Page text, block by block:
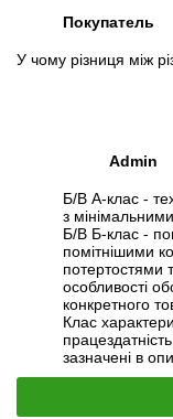
Покупатель
У чому різниця між
Admin
Б/В А-клас -
з
Б/В Б-клас -
помітнішими
потертостями
особливості
конкретного
Клас
зазначені в